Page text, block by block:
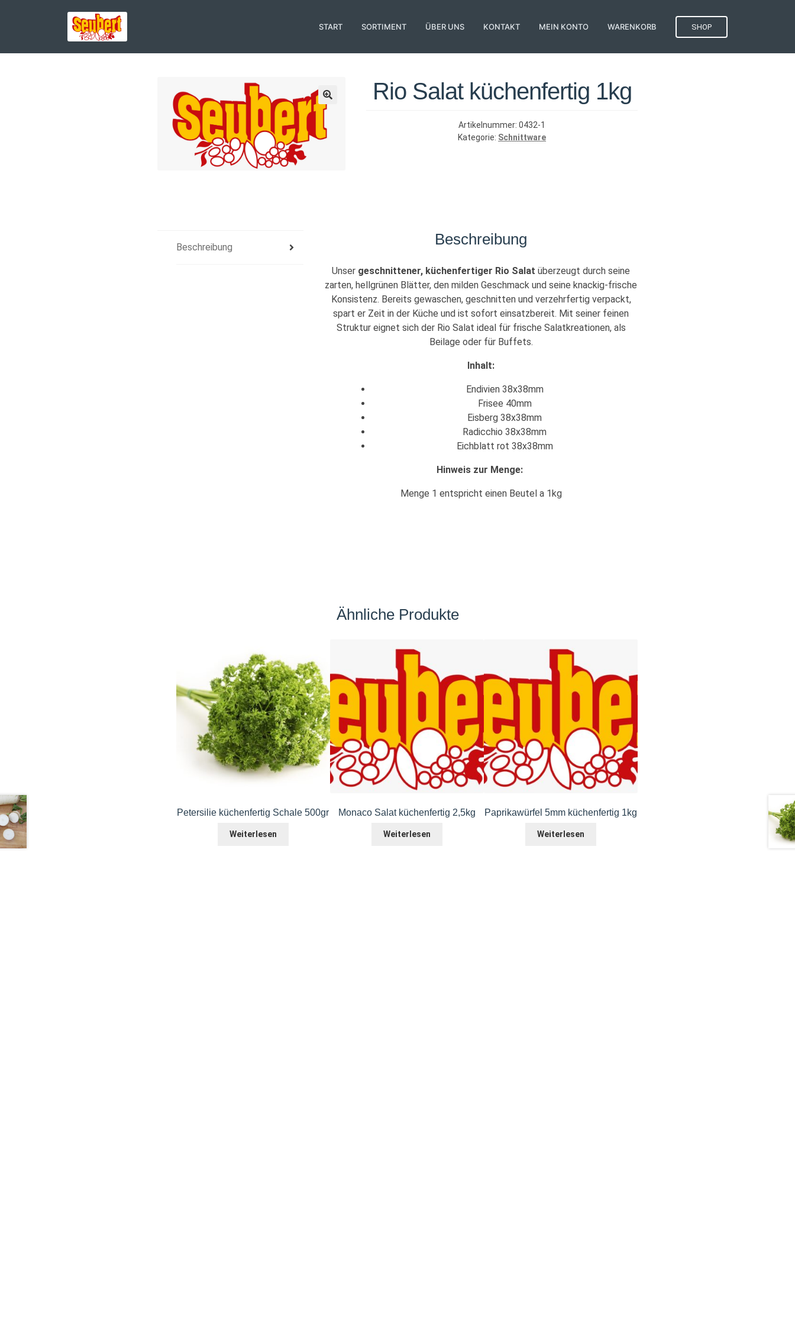
START SORTIMENT ÜBER UNS KONTAKT MEIN KONTO WARENKORB SHOP
Rio Salat küchenfertig 1kg
Artikelnummer:0432-1
Kategorie: Schnittware
Beschreibung Beschreibung
Unser geschnittener, küchenfertiger Rio Salat überzeugt durch seine
zarten, hellgrünen Blätter, den milden Geschmack und seine knackig-frische
Konsistenz. Bereits gewaschen, geschnitten und verzehrfertig verpackt,
spart er Zeit in der Küche und ist sofort einsatzbereit. Mit seiner feinen
Struktur eignet sich der Rio Salat ideal für frische Salatkreationen, als
Beilage oder für Buffets.
Inhalt:
Endivien 38x38mm
Frisee 40mm
Eisberg 38x38mm
Radicchio 38x38mm
Eichblatt rot 38x38mm
Hinweis zur Menge:
Menge 1 entspricht einen Beutel a 1kg
Ähnliche Produkte
Petersilie küchenfertig Schale 500gr
Weiterlesen
Monaco Salat küchenfertig 2,5kg
Weiterlesen
Paprikawürfel 5mm küchenfertig 1kg
Weiterlesen